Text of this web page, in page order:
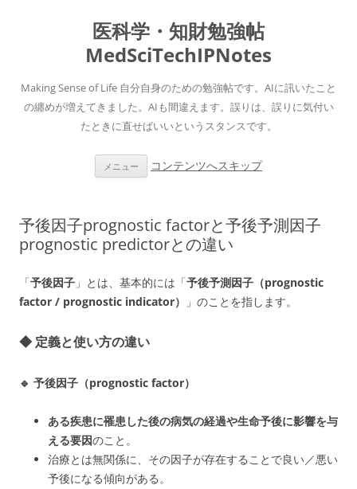
医科学・知財勉強帖
MedSciTechIPNotes
Making Sense of Life 自分自身のための勉強帖です。AIに訊いたこと
の纏めが増えてきました。AIも間違えます。誤りは、誤りに気付い
たときに直せばいいというスタンスです。
メニュー コンテンツへスキップ
予後因子prognostic factorと予後予測因子
prognostic predictorとの違い
「予後因子 」とは、基本的には「予後予測因子（prognostic
factor / prognostic indicator）
」のことを指します。
◆ 定義と使い方の違い
🔹 予後因子（prognostic factor）
ある疾患に罹患した後の病気の経過や生命予後に影響を与
える要因のこと。
治療とは無関係に、その因子が存在することで良い／悪い
予後になる傾向がある。